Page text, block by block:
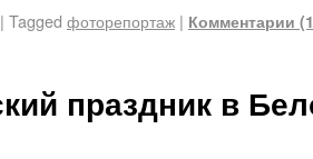
| Tagged фоторепортаж | Комментарии
праздник в